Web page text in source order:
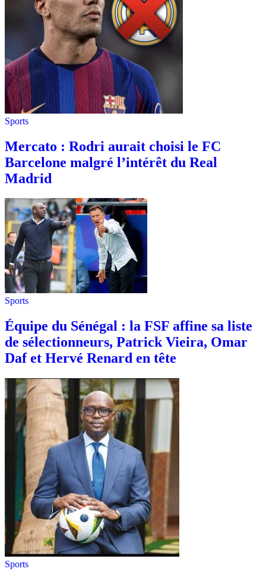
Sports
Mercato : Rodri aurait choisi le FC
Barcelone malgré l’intérêt du Real
Madrid
Sports
Équipe du Sénégal : la FSF affine sa liste
de sélectionneurs, Patrick Vieira, Omar
Daf et Hervé Renard en tête
Sports